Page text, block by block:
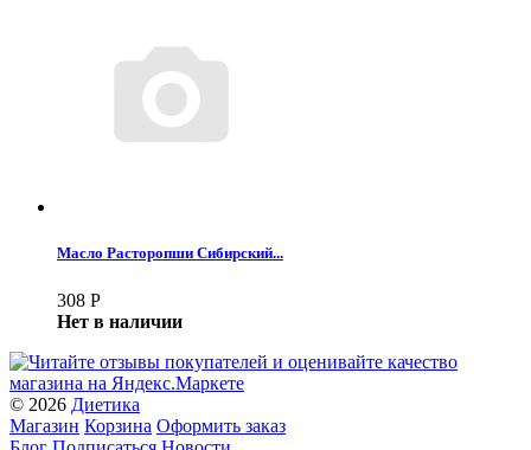
Масло Расторопши Сибирский...
308 Р
Нет в наличии
© 2026 Диетика
Магазин Корзина Оформить заказ